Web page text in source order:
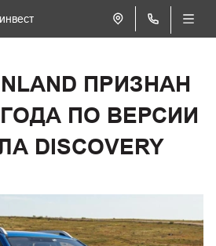
ПРИЗНАН
ПО ВЕРСИИ
DISCOVERY